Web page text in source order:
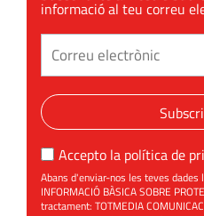
informació al teu correu
Accepto la política de
Abans d'enviar-nos les teves
INFORMACIÓ BÀSICA SOBRE
tractament: TOTMEDIA